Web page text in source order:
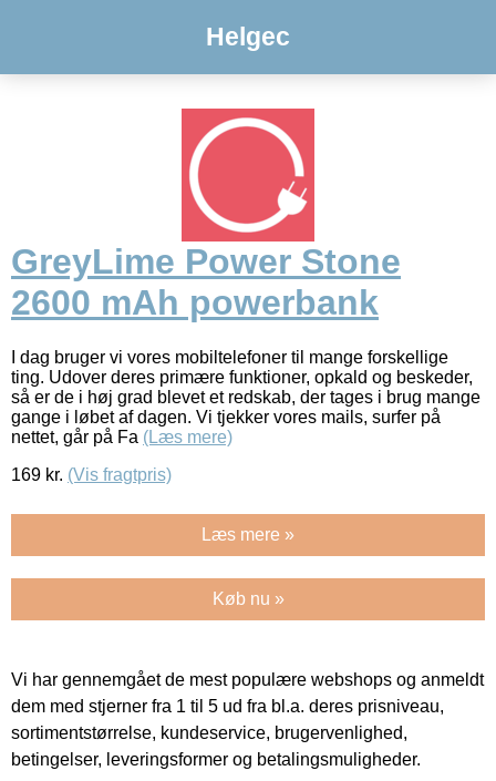
Helgec
GreyLime Power Stone
2600 mAh powerbank
I dag bruger vi vores mobiltelefoner til mange forskellige
ting. Udover deres primære funktioner, opkald og beskeder,
så er de i høj grad blevet et redskab, der tages i brug mange
gange i løbet af dagen. Vi tjekker vores mails, surfer på
nettet, går på Fa (Læs mere)
169 kr. (Vis fragtpris)
Læs mere »
Køb nu »
Vi har gennemgået de mest populære webshops og anmeldt
dem med stjerner fra 1 til 5 ud fra bl.a. deres prisniveau,
sortimentstørrelse, kundeservice, brugervenlighed,
betingelser, leveringsformer og betalingsmuligheder.